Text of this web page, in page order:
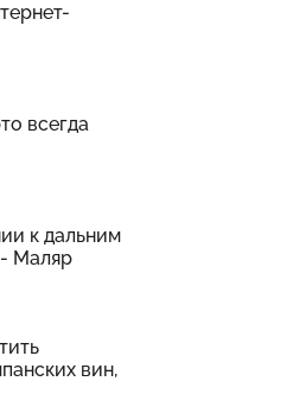
всегда
к дальним
Маляр
вин,